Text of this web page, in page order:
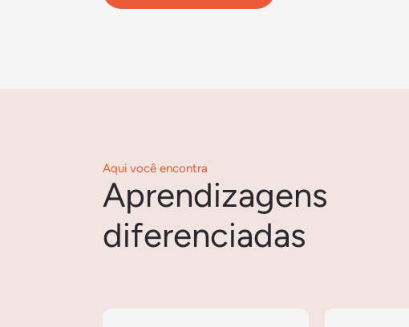
Aqui você encontra
Aprendizagens
diferenciadas